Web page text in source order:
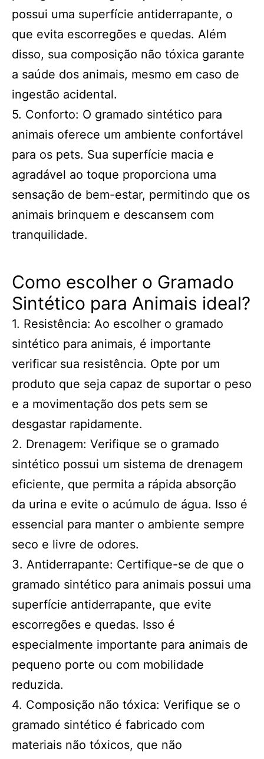
possui uma superfície antiderrapante, o
que evita escorregões e quedas. Além
disso, sua composição não tóxica garante
a saúde dos animais, mesmo em caso de
ingestão acidental.
5. Conforto: O gramado sintético para
animais oferece um ambiente confortável
para os pets. Sua superfície macia e
agradável ao toque proporciona uma
sensação de bem-estar, permitindo que os
animais brinquem e descansem com
tranquilidade.
Como escolher o Gramado
Sintético para Animais ideal?
1. Resistência: Ao escolher o gramado
sintético para animais, é importante
verificar sua resistência. Opte por um
produto que seja capaz de suportar o peso
e a movimentação dos pets sem se
desgastar rapidamente.
2. Drenagem: Verifique se o gramado
sintético possui um sistema de drenagem
eficiente, que permita a rápida absorção
da urina e evite o acúmulo de água. Isso é
essencial para manter o ambiente sempre
seco e livre de odores.
3. Antiderrapante: Certifique-se de que o
gramado sintético para animais possui uma
superfície antiderrapante, que evite
escorregões e quedas. Isso é
especialmente importante para animais de
pequeno porte ou com mobilidade
reduzida.
4. Composição não tóxica: Verifique se o
gramado sintético é fabricado com
materiais não tóxicos, que não